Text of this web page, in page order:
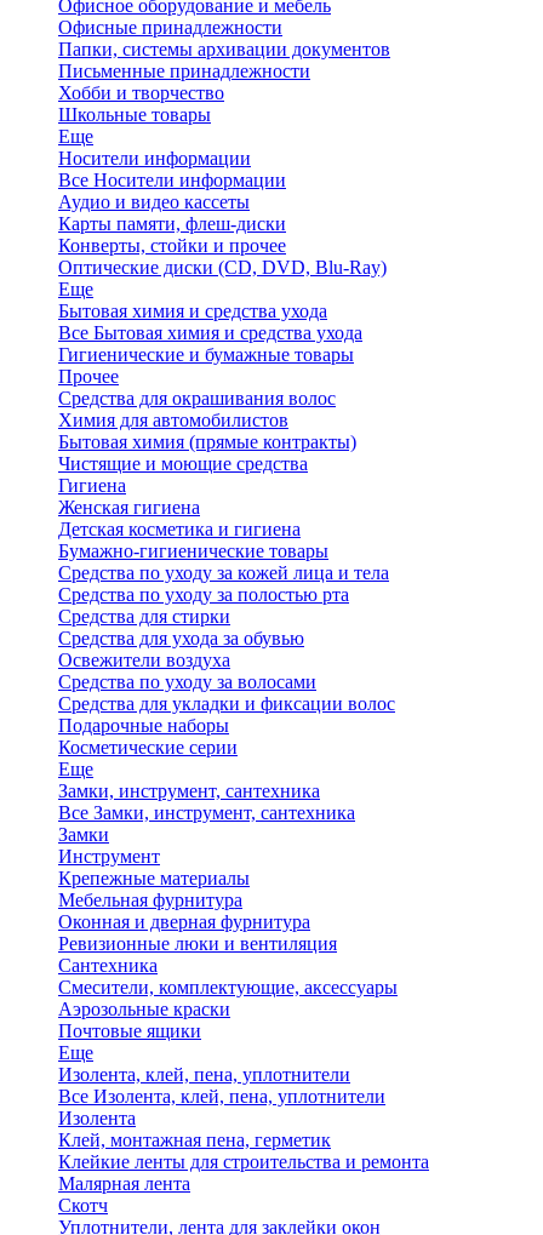
Офисное оборудование и мебель
Офисные принадлежности
Папки, системы архивации документов
Письменные принадлежности
Хобби и творчество
Школьные товары
Еще
Носители информации
Все Носители информации
Аудио и видео кассеты
Карты памяти, флеш-диски
Конверты, стойки и прочее
Оптические диски (CD, DVD, Blu-Ray)
Еще
Бытовая химия и средства ухода
Все Бытовая химия и средства ухода
Гигиенические и бумажные товары
Прочее
Средства для окрашивания волос
Химия для автомобилистов
Бытовая химия (прямые контракты)
Чистящие и моющие средства
Гигиена
Женская гигиена
Детская косметика и гигиена
Бумажно-гигиенические товары
Средства по уходу за кожей лица и тела
Средства по уходу за полостью рта
Средства для стирки
Средства для ухода за обувью
Освежители воздуха
Средства по уходу за волосами
Средства для укладки и фиксации волос
Подарочные наборы
Косметические серии
Еще
Замки, инструмент, сантехника
Все Замки, инструмент, сантехника
Замки
Инструмент
Крепежные материалы
Мебельная фурнитура
Оконная и дверная фурнитура
Ревизионные люки и вентиляция
Сантехника
Смесители, комплектующие, аксессуары
Аэрозольные краски
Почтовые ящики
Еще
Изолента, клей, пена, уплотнители
Все Изолента, клей, пена, уплотнители
Изолента
Клей, монтажная пена, герметик
Клейкие ленты для строительства и ремонта
Малярная лента
Скотч
Уплотнители, лента для заклейки окон